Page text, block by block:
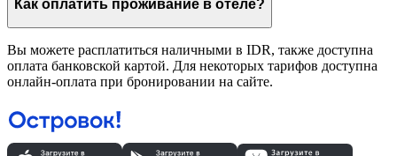
Как оплатить проживание в отеле?
Вы можете расплатиться наличными в IDR, также доступна
оплата банковской картой. Для некоторых тарифов доступна
онлайн-оплата при бронировании на сайте.